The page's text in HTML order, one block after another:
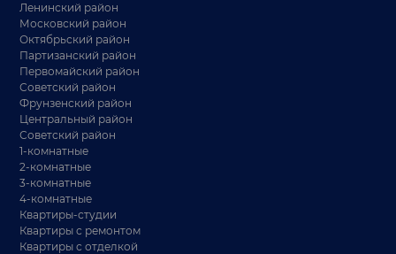
Ленинский район
Московский район
Октябрьский район
Партизанский район
Первомайский район
Советский район
Фрунзенский район
Центральный район
Советский район
1-комнатные
2-комнатные
3-комнатные
4-комнатные
Квартиры-студии
Квартиры с ремонтом
Квартиры с отделкой